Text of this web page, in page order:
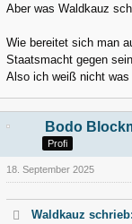
Aber was Waldkauz
Wie bereitet sich man
Staatsmacht gegen
Also ich weiß nicht
Bodo
Profi
18. September 2025
Waldkauz schrieb: